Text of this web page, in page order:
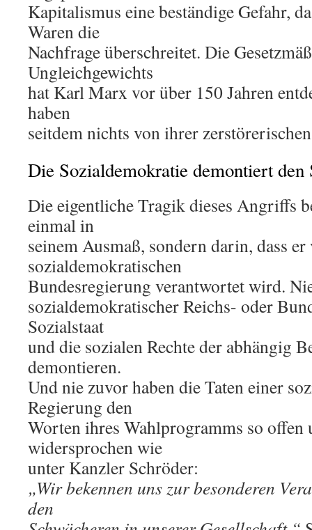
Kapitalismus eine beständige Gefahr,
Waren die
Nachfrage überschreitet. Die
Ungleichgewichts
hat Karl Marx vor über 150 Jahren
haben
seitdem nichts von ihrer
Die Sozialdemokratie demontiert den
Die eigentliche Tragik dieses Angriffs
einmal in
seinem Ausmaß, sondern darin, dass
sozialdemokratischen
Bundesregierung verantwortet wird.
sozialdemokratischer Reichs- oder
Sozialstaat
und die sozialen Rechte der abhängig
demontieren.
Und nie zuvor haben die Taten einer
Regierung den
Worten ihres Wahlprogramms so
widersprochen wie
unter Kanzler Schröder:
„Wir bekennen uns zur besonderen
den